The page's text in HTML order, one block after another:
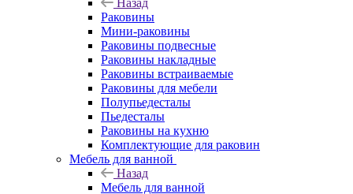
Назад
Раковины
Мини-раковины
Раковины подвесные
Раковины накладные
Раковины встраиваемые
Раковины для мебели
Полупьедесталы
Пьедесталы
Раковины на кухню
Комплектующие для раковин
Мебель для ванной
Назад
Мебель для ванной